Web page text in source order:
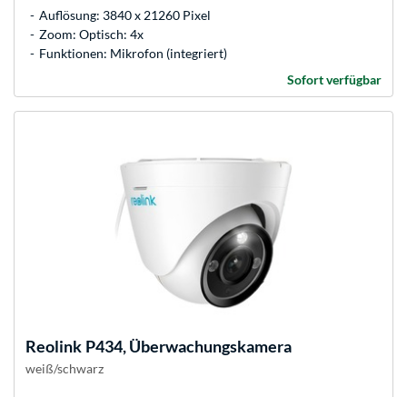
Auflösung: 3840 x 21260 Pixel
Zoom: Optisch: 4x
Funktionen: Mikrofon (integriert)
Sofort verfügbar
Reolink P434, Überwachungskamera
weiß/schwarz